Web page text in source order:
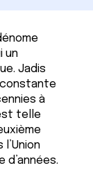
un
Jadis
à
telle
d’années.